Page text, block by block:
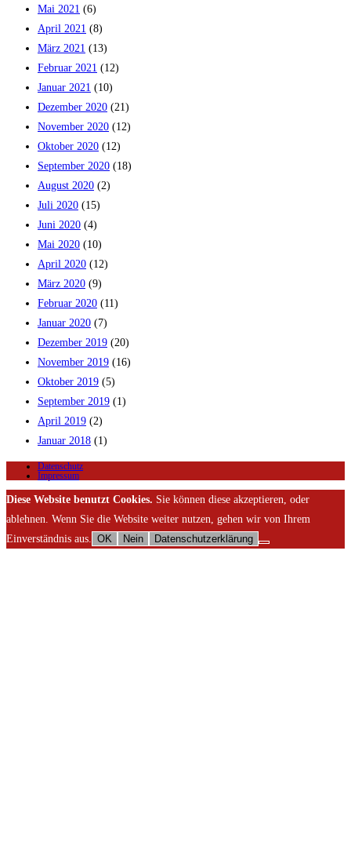
Mai 2021 (6)
April 2021 (8)
März 2021 (13)
Februar 2021 (12)
Januar 2021 (10)
Dezember 2020 (21)
November 2020 (12)
Oktober 2020 (12)
September 2020 (18)
August 2020 (2)
Juli 2020 (15)
Juni 2020 (4)
Mai 2020 (10)
April 2020 (12)
März 2020 (9)
Februar 2020 (11)
Januar 2020 (7)
Dezember 2019 (20)
November 2019 (16)
Oktober 2019 (5)
September 2019 (1)
April 2019 (2)
Januar 2018 (1)
Datenschutz
Impressum
Diese Website benutzt Cookies. Sie können diese akzeptieren, oder
ablehnen. Wenn Sie die Website weiter nutzen, gehen wir von Ihrem
Einverständnis aus.
OK Nein Datenschutzerklärung